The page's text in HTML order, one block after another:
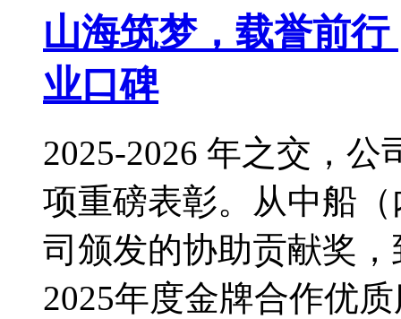
山海筑梦，载誉前
业口碑
2025-2026 年之交，
项重磅表彰。从中船
司颁发的协助贡献奖
2025年度金牌合作优